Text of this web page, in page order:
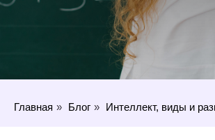
Главная » Блог » Интеллект, виды и